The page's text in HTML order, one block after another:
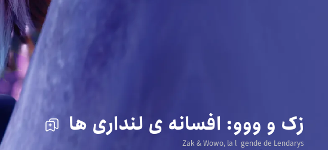
زک و ووو: افسانه ی لنداری ها
Zak & Wowo, la légende de Lendarys